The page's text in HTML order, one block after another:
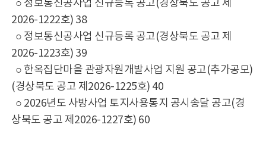
○ 정보통신공사업 신규등록 공고(경상북도 공고 제
2026-1222호) 38
○ 정보통신공사업 신규등록 공고(경상북도 공고 제
2026-1223호) 39
○ 한옥집단마을 관광자원개발사업 지원 공고(추가공모)
(경상북도 공고 제2026-1225호) 40
○ 2026년도 사방사업 토지사용통지 공시송달 공고(경
상북도 공고 제2026-1227호) 60